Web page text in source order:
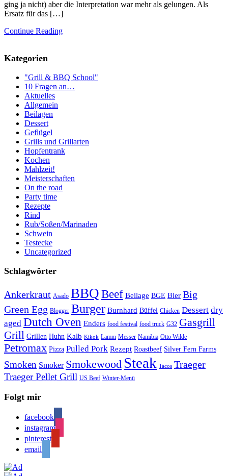
ging ja nicht) aber die Interpretation war mehr als gelungen. Als
Ersatz für das […]
Continue Reading
Kategorien
"Grill & BBQ School"
10 Fragen an…
Aktuelles
Allgemein
Beilagen
Dessert
Geflügel
Grills und Grillarten
Hopfentrank
Kochen
Mahlzeit!
Meisterschaften
On the road
Party time
Rezepte
Rind
Rub/Soßen/Marinaden
Schwein
Testecke
Uncategorized
Schlagwörter
Ankerkraut Asado BBQBeef Beilage BGE Bier Big
Green Egg Blogger Burger Burnhard Büffel Chicken Dessert dry
aged Dutch Oven Enders food festival food truck G32 Gasgrill
Grill Grillen Huhn Kalb Kikok Lamm Messer Namibia Otto Wilde
Petromax Pizza Pulled Pork Rezept Roastbeef Silver Fern Farms
Smoken Smoker Smokewood Steak Tacos Traeger
Traeger Pellet Grill US Beef Winter-Menü
Folgt mir
facebook
instagram
pinterest
email